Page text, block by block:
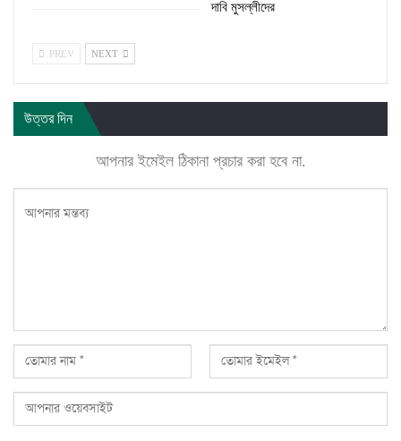
দাবি মুসল্লীদের
PREV NEXT
উত্তর দিন
আপনার ইমেইল ঠিকানা প্রচার করা হবে না.